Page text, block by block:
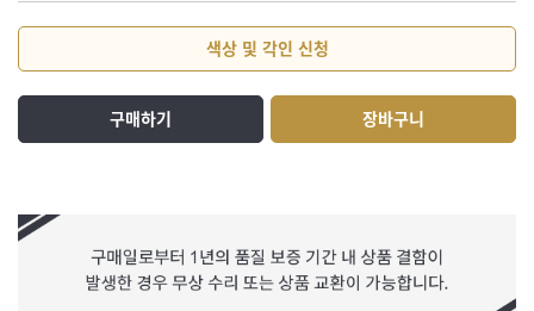
색상 및 각인 신청
구매하기 장바구니